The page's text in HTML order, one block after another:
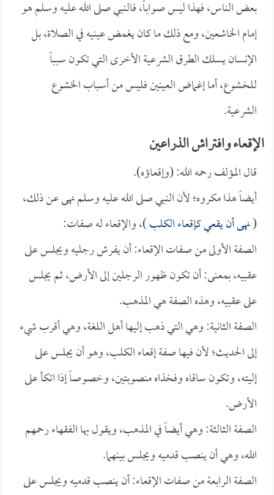
بعض الناس، فهذا ليس صواباً، فالنبي صلى الله عليه وسلم هو
إمام الخاشعين، ومع ذلك ما كان يغمض عينيه في الصلاة، بل
الإنسان يسلك الطرق الشرعية الأخرى التي تكون سبباً
للخشوع، أما إغماض العينين فليس من أسباب الخشوع
الشرعية.
الإقعاء وافتراش الذراعين
قال المؤلف رحمه الله: (وإقعاؤه).
أيضاً هذا مكروه؛ لأن النبي صلى الله عليه وسلم نهى عن ذلك،
(نهى أن يقعي كإقعاء الكلب)، والإقعاء له صفات:
الصفة الأولى من صفات الإقعاء: أن يفرش رجليه ويجلس على
عقبيه، بمعنى: أن تكون ظهور الرجلين إلى الأرض، ثم يجلس
على عقبيه، وهذه الصفة هي المذهب.
الصفة الثانية: وهي التي ذهب إليها أهل اللغة، وهي أقرب شيء
إلى الحديث؛ لأن فيها صفة إقعاء الكلب، وهو أن يجلس على
إليته، وتكون ساقاه وفخذاه منصوبتين، وخصوصاً إذا اتكأ على
الأرض.
الصفة الثالثة: وهي أيضاً في المذهب، ويقول بها الفقهاء رحمهم
الله، وهي أن ينصب قدميه ويجلس بينهما.
الصفة الرابعة من صفات الإقعاء: أن ينصب قدميه ويجلس على